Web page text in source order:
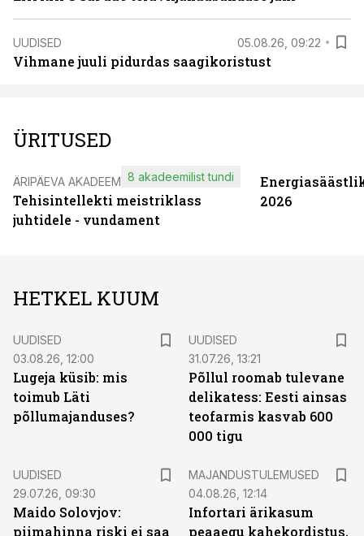
UUDISED 05.08.26, 09:22
Vihmane juuli pidurdas saagikoristust
ÜRITUSED
ÄRIPÄEVA AKADEEMIA
Tehisintellekti meistriklass
juhtidele - vundament
8 akadeemilist tundi
2026
HETKEL KUUM
UUDISED
03.08.26, 12:00
Lugeja küsib: mis
toimub Läti
põllumajanduses?
UUDISED
31.07.26, 13:21
Põllul roomab tulevane
delikatess: Eesti ainsas
teofarmis kasvab 600
000 tigu
UUDISED
29.07.26, 09:30
Maido Solovjov:
piimahinna riski ei saa
MAJANDUSTULEMUSED
04.08.26, 12:14
Infortari ärikasum
peaaegu kahekordistus,